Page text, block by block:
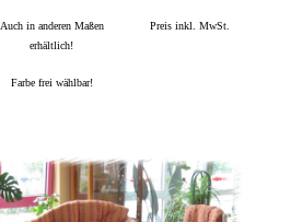
Auch in anderen Maßen
erhältlich!
Farbe frei wählbar!
Preis inkl. MwSt.